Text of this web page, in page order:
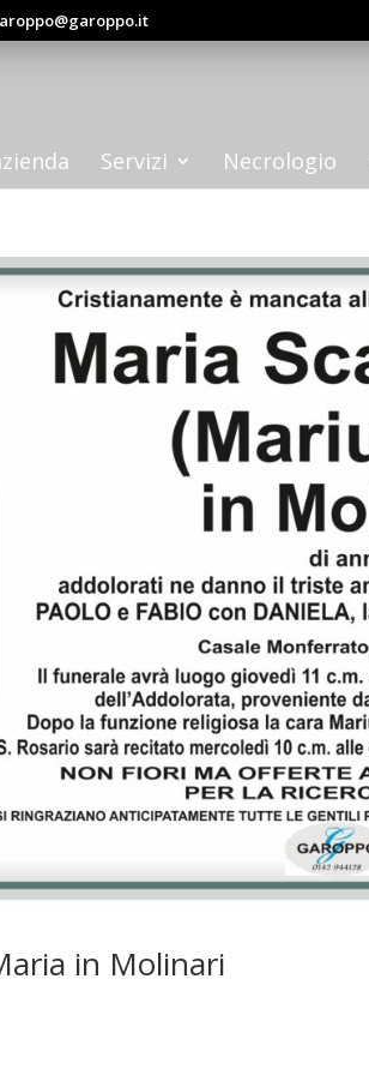
Servizi Necrologio
in Molinari